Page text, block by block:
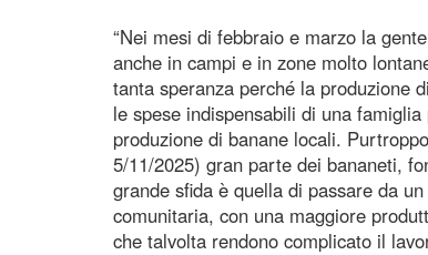
“Nei mesi di febbraio e marzo la
anche in campi e in zone molto
tanta speranza perché la produzione
le spese indispensabili di una
produzione di banane locali.
5/11/2025) gran parte dei bananeti,
grande sfida è quella di passare da
comunitaria, con una maggiore
che talvolta rendono complicato il